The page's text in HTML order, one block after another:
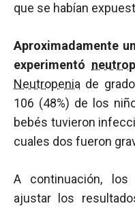
que se habían
Aproximadamente
experimentó
Neutropenia de
106 (48%) de los
bebés tuvieron
cuales dos fueron
A continuación, los
ajustar los